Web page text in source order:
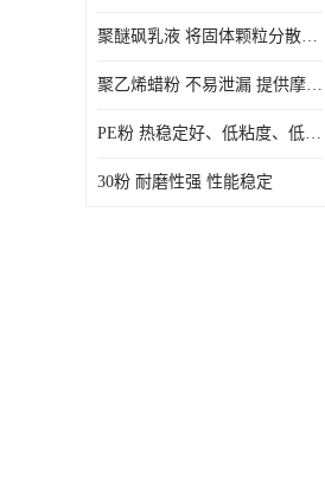
聚醚砜乳液 将固体颗粒分散均匀 高分子聚合物 新的纳米涂层材料
聚乙烯蜡粉 不易泄漏 提供摩擦减少和润滑性能
PE粉 热稳定好、低粘度、低熔点
30粉 耐磨性强 性能稳定